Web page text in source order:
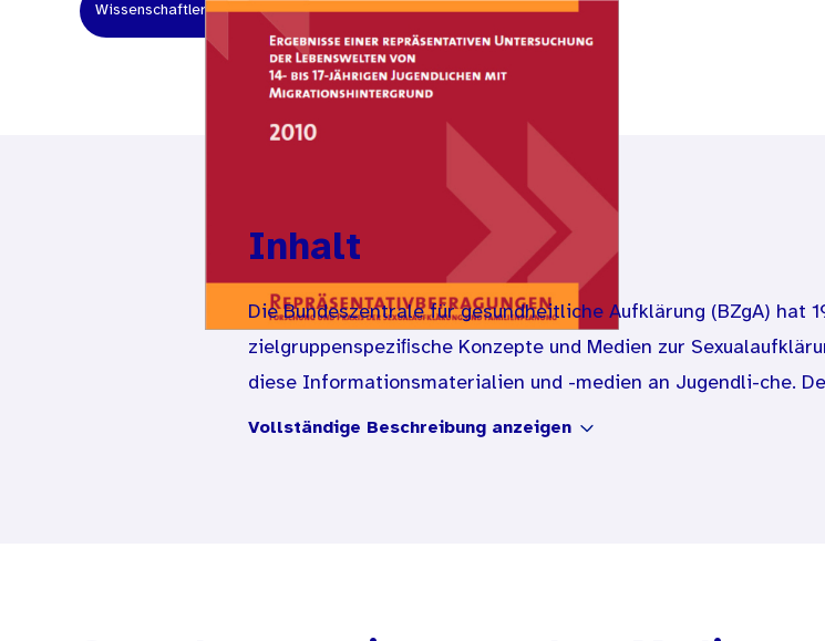
Wissenschaftler und Forscher
Inhalt
Die Bundeszentrale für gesundheitliche Aufklärung (BZgA) hat
zielgruppenspeziﬁsche Konzepte und Medien zur
diese Informationsmaterialien und -medien an Jugendli-che.
Sexualität und Partnerschaft ist in diesem Alter besonders
Vollständige Beschreibung anzeigen